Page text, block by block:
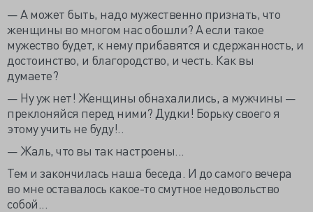
— А может быть, надо мужественно признать, что
женщины во многом нас обошли? А если такое
мужество будет, к нему прибавятся и сдержанность, и
достоинство, и благородство, и честь. Как вы
думаете?
— Ну уж нет! Женщины обнахалились, а мужчины —
преклоняйся перед ними? Дудки! Борьку своего я
этому учить не буду!..
— Жаль, что вы так настроены...
Тем и закончилась наша беседа. И до самого вечера
во мне оставалось какое-то смутное недовольство
собой...